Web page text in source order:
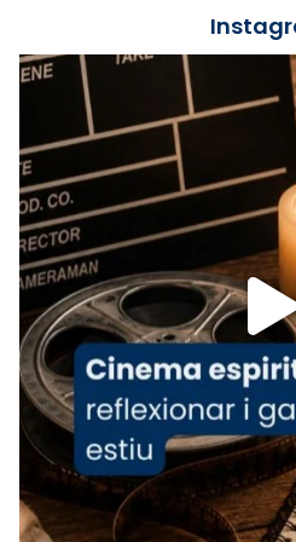
Foto
View on Facebook Share
Arquebisbat de
de Barcelona.
1 week ago
Aquest dilluns, 27 de
missa d’acció de
comitè organitzador
del Sant Pare Lleó XIV a
col·laboradors, a la
L’arquebisbe de
Josep Omella, ha
concelebrat el bisbe
Mons. David Abadías.